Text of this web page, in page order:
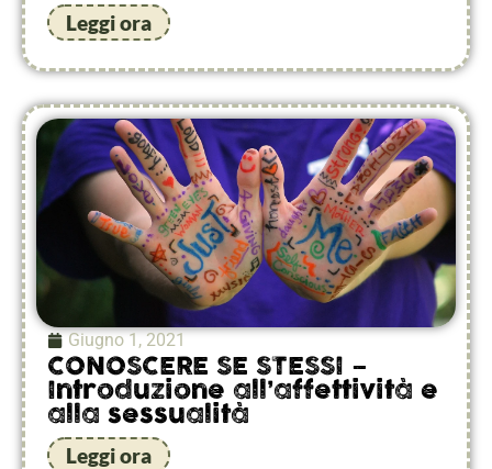
Leggi ora
Giugno 1, 2021
CONOSCERE SE STESSI –
Introduzione all’affettività e
alla sessualità
Leggi ora